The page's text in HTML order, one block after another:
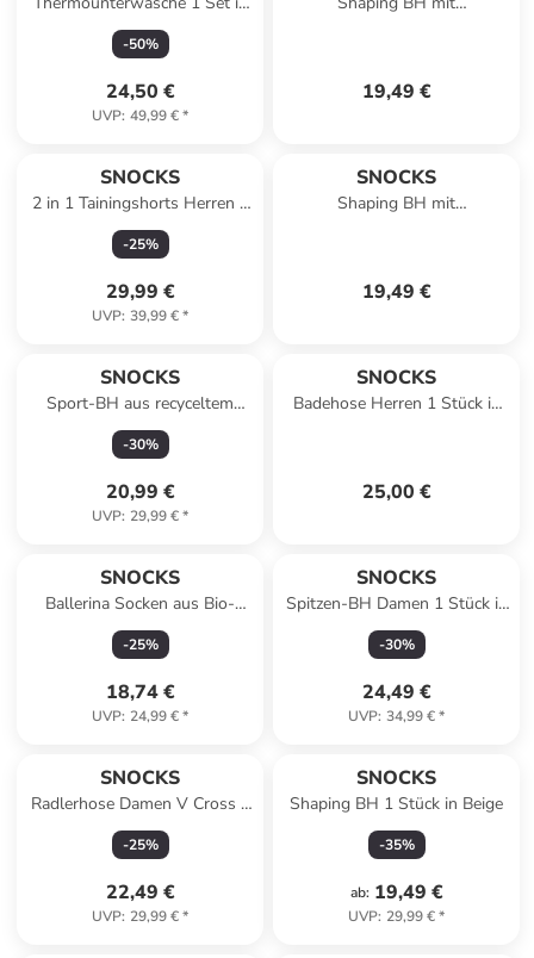
Dunkelblau
-50%
24,50 €
UVP: 49,99 €*
19,49 €
SNOCKS
2 in 1 Tainingshorts Herren 1
Stück in Schwarz
-25%
29,99 €
UVP: 39,99 €*
SNOCKS
Shaping BH mit
19,49 €
SNOCKS
Sport-BH aus recyceltem
Polyester 1 Stück in
Dunkelgrau
-30%
20,99 €
UVP: 29,99 €*
SNOCKS
Badehose Herren 1 Stück in
25,00 €
SNOCKS
Ballerina Socken aus Bio-
Baumwolle 6 Paar in Mix
(Schwarz/Weiß/Beige)
-25%
18,74 €
UVP: 24,99 €*
SNOCKS
Spitzen-BH Damen 1 Stück in
Mauve
-30%
24,49 €
UVP: 34,99 €*
SNOCKS
Radlerhose Damen V Cross 1
Stück in Schwarz
-25%
22,49 €
UVP: 29,99 €*
SNOCKS
Shaping BH 1 Stück in Beige
-35%
ab: 19,49 €
UVP: 29,99 €*